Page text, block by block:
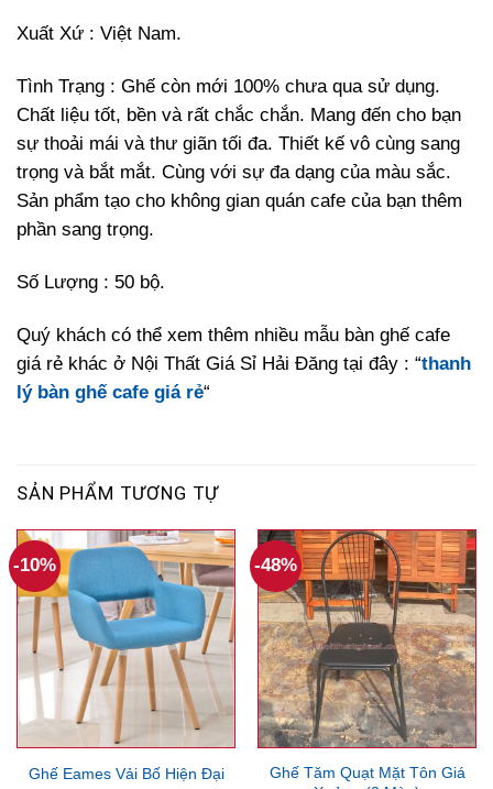
Xuất Xứ : Việt Nam.
Tình Trạng : Ghế còn mới 100% chưa qua sử dụng.
Chất liệu tốt, bền và rất chắc chắn. Mang đến cho bạn
sự thoải mái và thư giãn tối đa. Thiết kế vô cùng sang
trọng và bắt mắt. Cùng với sự đa dạng của màu sắc.
Sản phẩm tạo cho không gian quán cafe của bạn thêm
phần sang trọng.
Số Lượng : 50 bộ.
Quý khách có thể xem thêm nhiều mẫu bàn ghế cafe
giá rẻ khác ở Nội Thất Giá Sỉ Hải Đăng tại đây : “thanh
lý bàn ghế cafe giá rẻ“
SẢN PHẨM TƯƠNG TỰ
-10%
Ghế Eames Vải Bố Hiện Đại
-48%
Ghế Tăm Quạt Mặt Tôn Giá